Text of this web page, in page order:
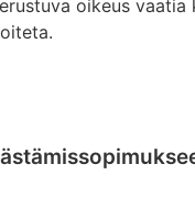
oikeus vaatia